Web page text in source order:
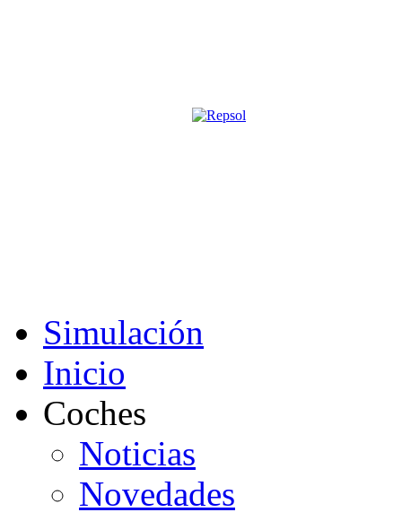
Simulación
Inicio
Coches
Noticias
Novedades